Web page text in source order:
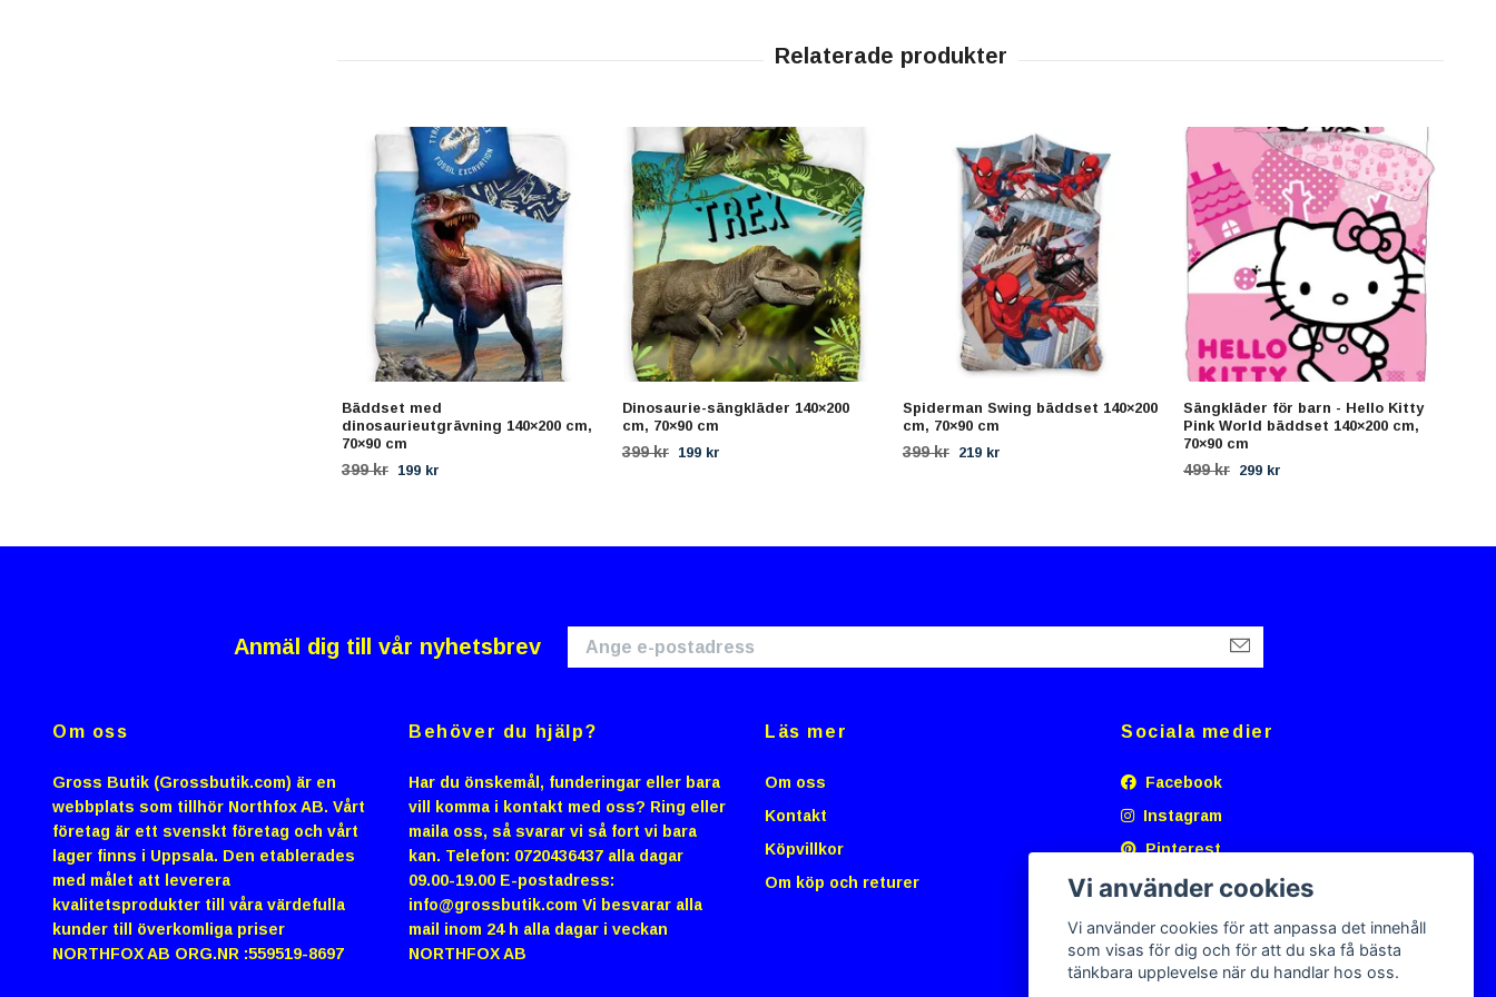
Bäddset med
dinosaurieutgrävning 140×200 cm,
70×90 cm
399 kr 199 kr
Dinosaurie-sängkläder 140×200
cm, 70×90 cm
399 kr 199 kr
Spiderman Swing bäddset 140×200
cm, 70×90 cm
399 kr 219 kr
Sängkläder för barn - Hello Kitty
Pink World bäddset 140×200 cm,
70×90 cm
499 kr 299 kr
Anmäl dig till vår nyhetsbrev
Om oss
Gross Butik (Grossbutik.com) är en
webbplats som tillhör Northfox AB. Vårt
företag är ett svenskt företag och vårt
lager finns i Uppsala. Den etablerades
med målet att leverera
kvalitetsprodukter till våra värdefulla
kunder till överkomliga priser
NORTHFOX AB ORG.NR :559519-8697
Behöver du hjälp?
Har du önskemål, funderingar eller bara
vill komma i kontakt med oss? Ring eller
maila oss, så svarar vi så fort vi bara
kan. Telefon: 0720436437 alla dagar
09.00-19.00 E-postadress:
info@grossbutik.com Vi besvarar alla
mail inom 24 h alla dagar i veckan
NORTHFOX AB
Läs mer
Om oss
Kontakt
Köpvillkor
Om köp och returer
Sociala medier
Facebook
Instagram
Pinterest
Vi använder cookies
Vi använder cookies för att anpassa det innehåll
som visas för dig och för att du ska få bästa
tänkbara upplevelse när du handlar hos oss.